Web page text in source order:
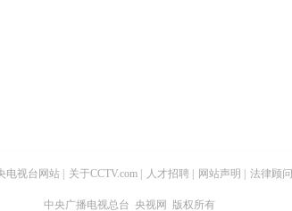
电视台网站 关于CCTV.com 人才招聘 网站声明 法律顾问
中央广播电视总台 央视网 版权所有